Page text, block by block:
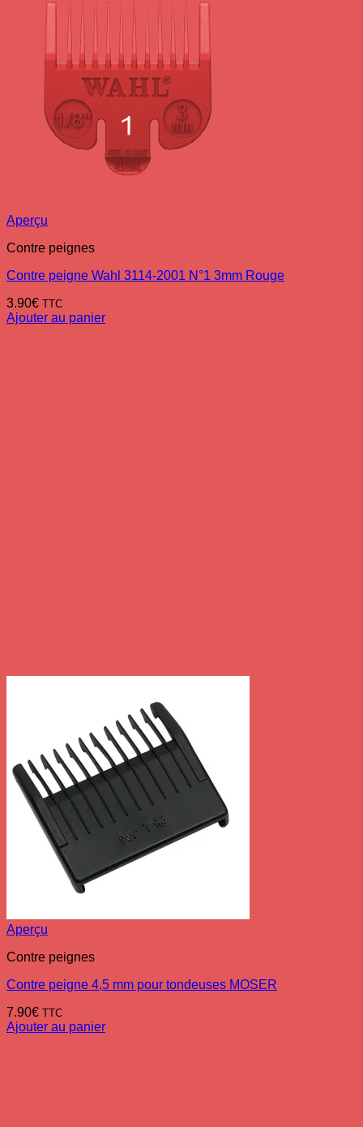
Aperçu
Contre peignes
Contre peigne Wahl 3114-2001 N°1 3mm Rouge
3.90€ TTC
Ajouter au panier
Aperçu
Contre peignes
Contre peigne 4,5 mm pour tondeuses MOSER
7.90€ TTC
Ajouter au panier